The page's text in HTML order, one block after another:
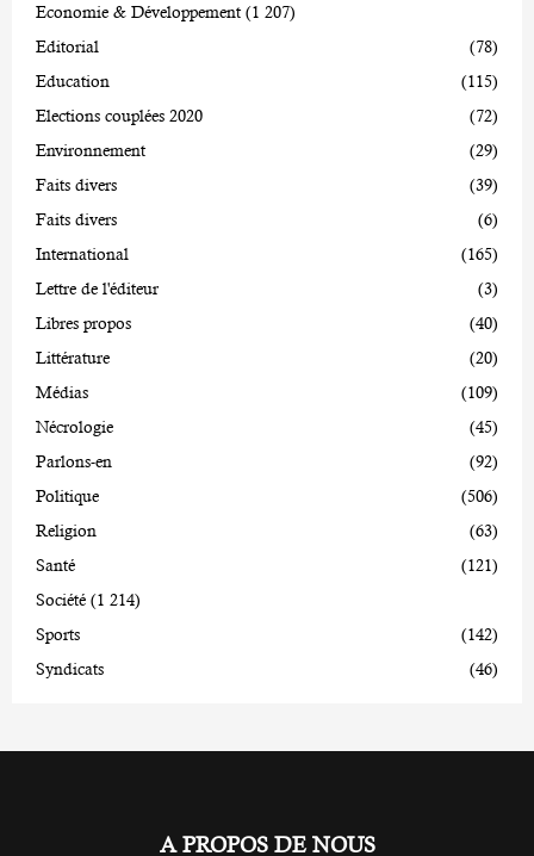
Economie & Développement (1 207)
Editorial
(78)
Education
(115)
Elections couplées 2020
(72)
Environnement
(29)
Faits divers
(39)
Faits divers
(6)
International
(165)
Lettre de l'éditeur
(3)
Libres propos
(40)
Littérature
(20)
Médias
(109)
Nécrologie
(45)
Parlons-en
(92)
Politique
(506)
Religion
(63)
Santé
(121)
Société (1 214)
Sports
(142)
Syndicats
(46)
A PROPOS DE NOUS